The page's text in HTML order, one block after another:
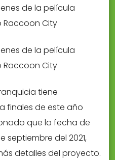
tiene
finales de este año
que la fecha de
septiembre del 2021,
detalles del proyecto.